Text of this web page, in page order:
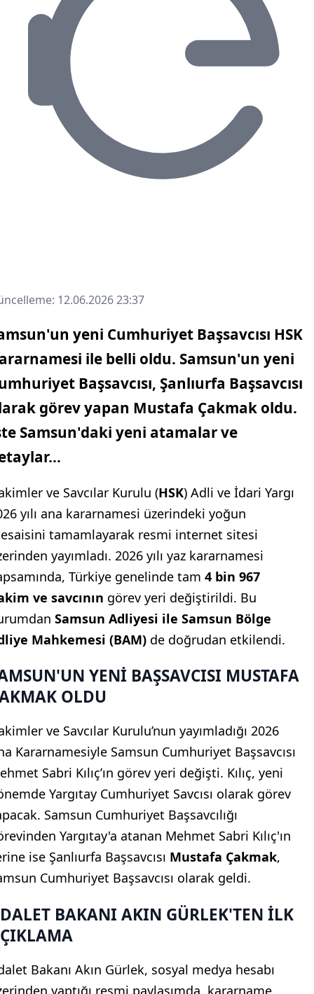
12.06.2026 23:37
yeni Cumhuriyet Başsavcısı HSK
ile belli oldu. Samsun'un yeni
Başsavcısı, Şanlıurfa Başsavcısı
görev yapan Mustafa Çakmak oldu.
Samsun'daki yeni atamalar ve
ve Savcılar Kurulu (HSK) Adli ve İdari Yargı
yılı ana kararnamesi üzerindeki yoğun
tamamlayarak resmi internet sitesi
yayımladı. 2026 yılı yaz kararnamesi
Türkiye genelinde tam 4 bin 967
ve savcının görev yeri değiştirildi. Bu
Samsun Adliyesi ile Samsun Bölge
Mahkemesi (BAM) de doğrudan etkilendi.
YENİ BAŞSAVCISI MUSTAFA
OLDU
ve Savcılar Kurulu’nun yayımladığı 2026
Kararnamesiyle Samsun Cumhuriyet Başsavcısı
Sabri Kılıç’ın görev yeri değişti. Kılıç, yeni
Yargıtay Cumhuriyet Savcısı olarak görev
Samsun Cumhuriyet Başsavcılığı
Yargıtay'a atanan Mehmet Sabri Kılıç'ın
ise Şanlıurfa Başsavcısı Mustafa Çakmak,
Cumhuriyet Başsavcısı olarak geldi.
BAKANI AKIN GÜRLEK'TEN İLK
Bakanı Akın Gürlek, sosyal medya hesabı
yaptığı resmi paylaşımda, kararname